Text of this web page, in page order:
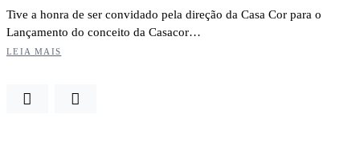
Tive a honra de ser convidado pela direção da Casa Cor para o
Lançamento do conceito da Casacor…
LEIA MAIS